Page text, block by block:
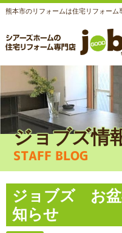
熊本市のリフォームは住宅リフォーム
ジョブズ情
STAFF BLOG
ジョブズ お盆
知らせ